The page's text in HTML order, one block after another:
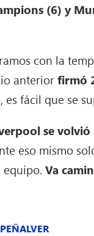
(6) y
con la
anteriorfirmó
es fácil que se
se
eso mismo
equipo.Va